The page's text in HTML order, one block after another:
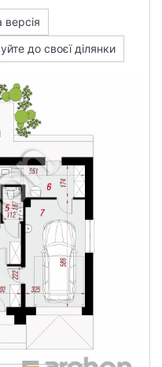
до своєї ділянки